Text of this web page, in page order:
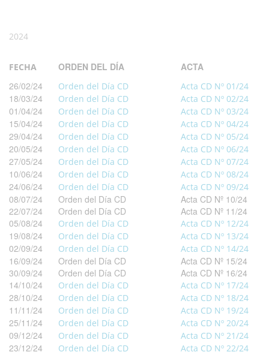
2024
FECHA ORDEN DEL DÍA
ACTA
26/02/24
Orden del Día CD Acta CD Nº 01/24
18/03/24 Orden del Día CD Acta CD Nº 02/24
01/04/24 Orden del Día CD Acta CD Nº 03/24
15/04/24 Orden del Día CD Acta CD Nº 04/24
29/04/24 Orden del Día CD Acta CD Nº 05/24
20/05/24 Orden del Día CD Acta CD Nº 06/24
27/05/24 Orden del Día CD Acta CD Nº 07/24
10/06/24 Orden del Día CD Acta CD Nº 08/24
24/06/24 Orden del Día CD Acta CD Nº 09/24
08/07/24 Orden del Día CD
Acta CD Nº 10/24
22/07/24
Orden del Día CD
Acta CD Nº 11/24
05/08/24
Orden del Día CD Acta CD Nº 12/24
19/08/24 Orden del Día CD Acta CD Nº 13/24
02/09/24 Orden del Día CD Acta CD Nº 14/24
16/09/24 Orden del Día CD
Acta CD Nº 15/24
30/09/24
Orden del Día CD
Acta CD Nº 16/24
14/10/24
Orden del Día CD Acta CD Nº 17/24
28/10/24 Orden del Día CD Acta CD Nº 18/24
11/11/24 Orden del Día CD Acta CD Nº 19/24
25/11/24 Orden del Día CD Acta CD Nº 20/24
09/12/24 Orden del Día CD Acta CD Nº 21/24
23/12/24 Orden del Día CD Acta CD Nº 22/24